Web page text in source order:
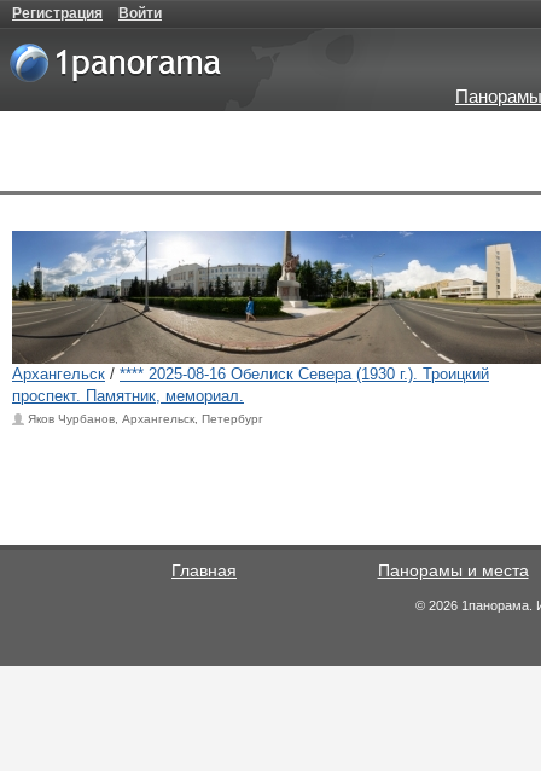
Регистрация Войти
Архангельск / **** 2025-08-16 Обелиск Севера (1930 г.). Троицкий
проспект. Памятник, мемориал.
Яков Чурбанов, Архангельск, Петербург
Главная Панорамы и места
© 2026 1панорама.